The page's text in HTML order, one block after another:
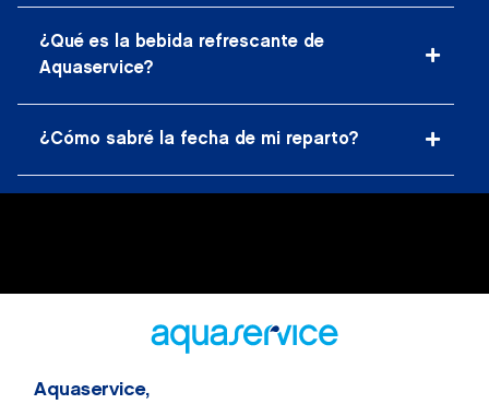
¿Qué es la bebida refrescante de
Aquaservice?
¿Cómo sabré la fecha de mi reparto?
Aquaservice,